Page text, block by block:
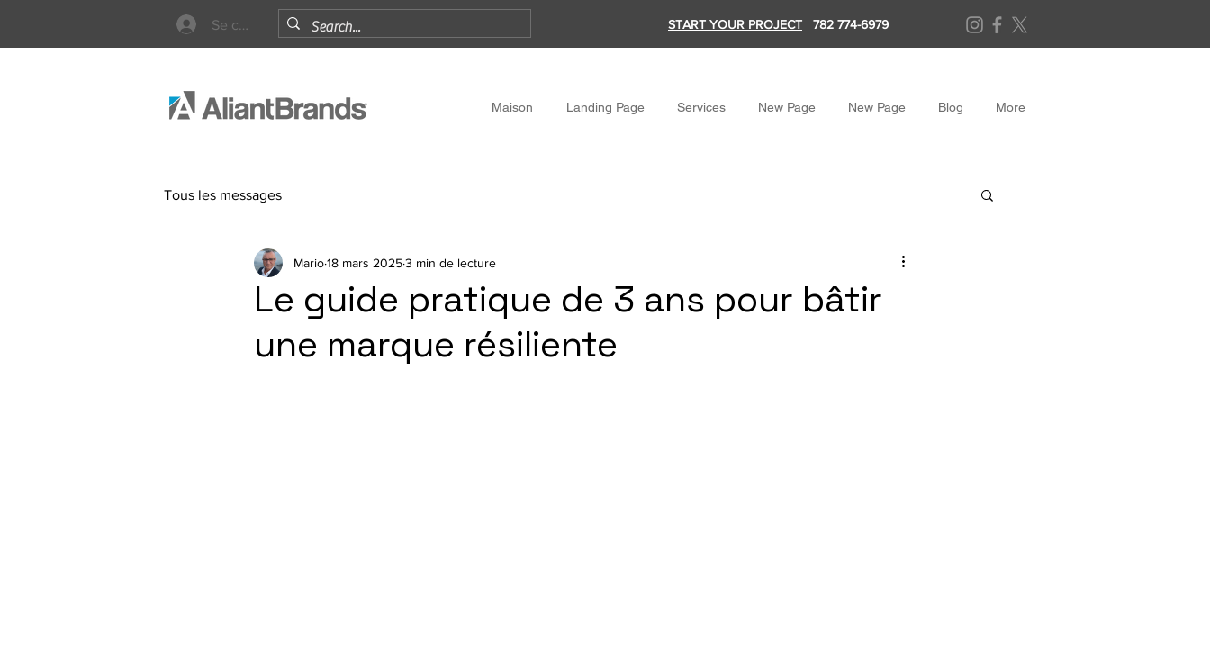
Se connecter START YOUR PROJECT 782 774-6979
Maison Landing Page Services New Page New Page Blog More
Tous les messages
Le guide pratique de 3 ans pour bâtir
une marque résiliente
Mario18 mars 20253 min de lecture